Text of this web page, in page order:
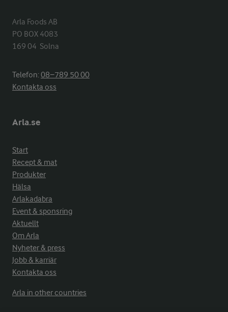
Arla Foods AB
PO BOX 4083
169 04  Solna
Telefon:08−789 50 00
Kontakta oss
Arla.se
Start
Recept & mat
Produkter
Hälsa
Arlakadabra
Event & sponsring
Aktuellt
Om Arla
Nyheter & press
Jobb & karriär
Kontakta oss
Arla in other countries